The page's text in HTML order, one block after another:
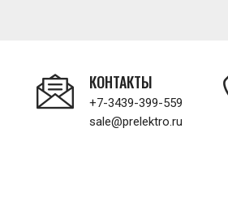
КОНТАКТЫ
+7-3439-399-559
sale@prelektro.ru